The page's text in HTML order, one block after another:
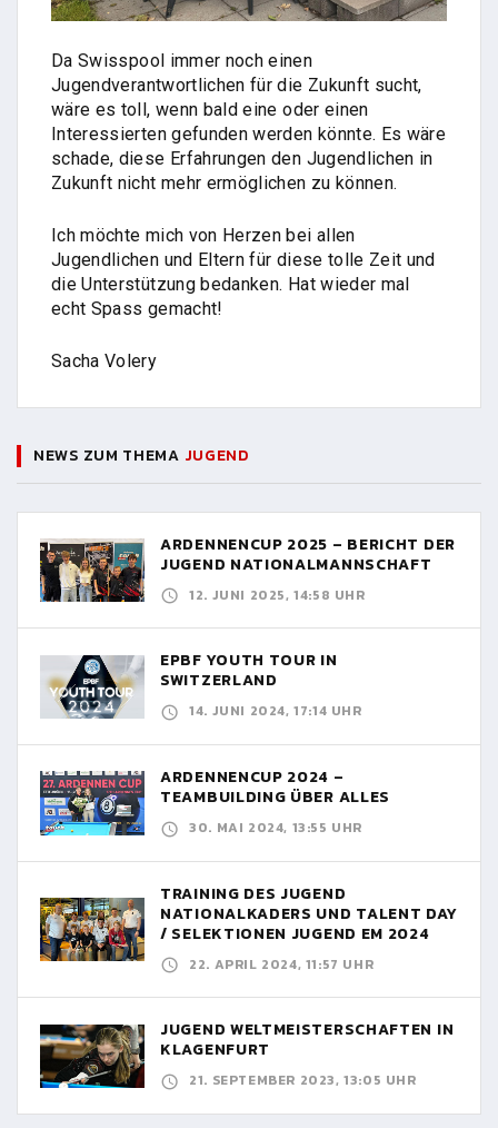
Da Swisspool immer noch einen
Jugendverantwortlichen für die Zukunft sucht,
wäre es toll, wenn bald eine oder einen
Interessierten gefunden werden könnte. Es wäre
schade, diese Erfahrungen den Jugendlichen in
Zukunft nicht mehr ermöglichen zu können.
Ich möchte mich von Herzen bei allen
Jugendlichen und Eltern für diese tolle Zeit und
die Unterstützung bedanken. Hat wieder mal
echt Spass gemacht!
Sacha Volery
NEWS ZUM THEMA JUGEND
ARDENNENCUP 2025 – BERICHT DER
JUGEND NATIONALMANNSCHAFT
12. JUNI 2025, 14:58 UHR
EPBF YOUTH TOUR IN
SWITZERLAND
14. JUNI 2024, 17:14 UHR
ARDENNENCUP 2024 –
TEAMBUILDING ÜBER ALLES
30. MAI 2024, 13:55 UHR
TRAINING DES JUGEND
NATIONALKADERS UND TALENT DAY
/ SELEKTIONEN JUGEND EM 2024
22. APRIL 2024, 11:57 UHR
JUGEND WELTMEISTERSCHAFTEN IN
KLAGENFURT
21. SEPTEMBER 2023, 13:05 UHR